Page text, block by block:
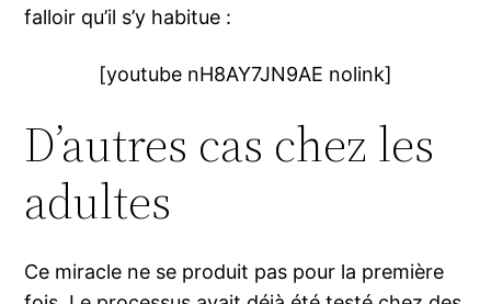
falloir qu’il s’y habitue :
[youtube nH8AY7JN9AE nolink]
D’autres cas chez les
adultes
Ce miracle ne se produit pas pour la première